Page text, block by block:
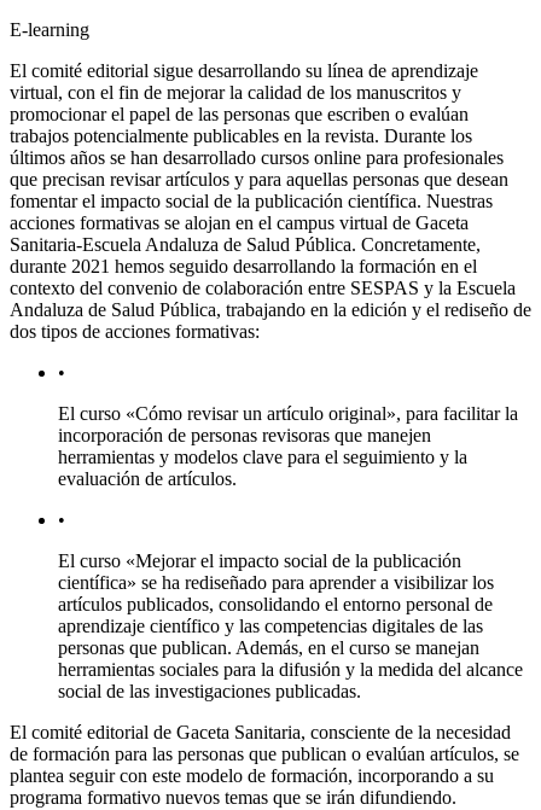
E-learning
El comité editorial sigue desarrollando su línea de aprendizaje
virtual, con el fin de mejorar la calidad de los manuscritos y
promocionar el papel de las personas que escriben o evalúan
trabajos potencialmente publicables en la revista. Durante los
últimos años se han desarrollado cursos online para profesionales
que precisan revisar artículos y para aquellas personas que desean
fomentar el impacto social de la publicación científica. Nuestras
acciones formativas se alojan en el campus virtual de Gaceta
Sanitaria-Escuela Andaluza de Salud Pública. Concretamente,
durante 2021 hemos seguido desarrollando la formación en el
contexto del convenio de colaboración entre SESPAS y la Escuela
Andaluza de Salud Pública, trabajando en la edición y el rediseño de
dos tipos de acciones formativas:
•
El curso «Cómo revisar un artículo original», para facilitar la
incorporación de personas revisoras que manejen
herramientas y modelos clave para el seguimiento y la
evaluación de artículos.
•
El curso «Mejorar el impacto social de la publicación
científica» se ha rediseñado para aprender a visibilizar los
artículos publicados, consolidando el entorno personal de
aprendizaje científico y las competencias digitales de las
personas que publican. Además, en el curso se manejan
herramientas sociales para la difusión y la medida del alcance
social de las investigaciones publicadas.
El comité editorial de Gaceta Sanitaria, consciente de la necesidad
de formación para las personas que publican o evalúan artículos, se
plantea seguir con este modelo de formación, incorporando a su
programa formativo nuevos temas que se irán difundiendo.